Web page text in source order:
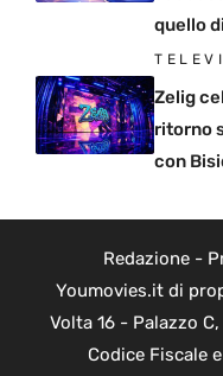
quello
Zelig
ritorno
con
Redazione-
Youmovies.it di
Volta 16 - Palazzo
Codice Fiscale